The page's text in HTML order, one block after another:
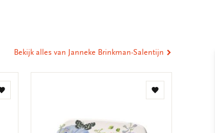
Bekijk alles van Janneke Brinkman-Salentijn
Toevoegen
Toevoegen